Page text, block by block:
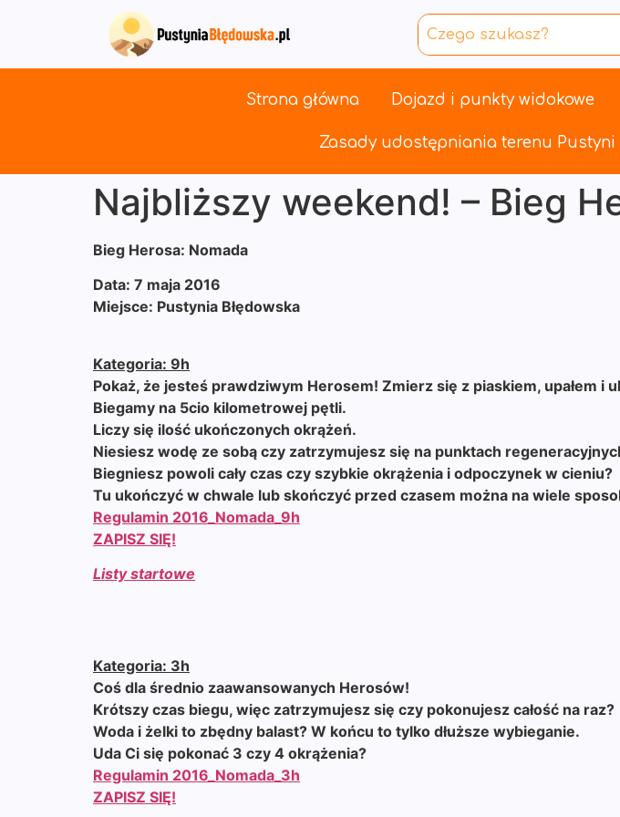
Strona główna Dojazd i punkty widokowe
Zasady udostępniania terenu Pustyni
Najbliższy weekend! – Bieg
Bieg Herosa: Nomada
Data: 7 maja 2016
Miejsce: Pustynia Błędowska
Kategoria: 9h
Pokaż, że jesteś prawdziwym Herosem! Zmierz się z piaskiem, upałem i
Biegamy na 5cio kilometrowej pętli.
Liczy się ilość ukończonych okrążeń.
Niesiesz wodę ze sobą czy zatrzymujesz się na punktach
Biegniesz powoli cały czas czy szybkie okrążenia i odpoczynek w cieniu?
Tu ukończyć w chwale lub skończyć przed czasem można na wiele
Regulamin 2016_Nomada_9h
ZAPISZ SIĘ!
Listy startowe
Kategoria: 3h
Coś dla średnio zaawansowanych Herosów!
Krótszy czas biegu, więc zatrzymujesz się czy pokonujesz całość na raz?
Woda i żelki to zbędny balast? W końcu to tylko dłuższe wybieganie.
Uda Ci się pokonać 3 czy 4 okrążenia?
Regulamin 2016_Nomada_3h
ZAPISZ SIĘ!